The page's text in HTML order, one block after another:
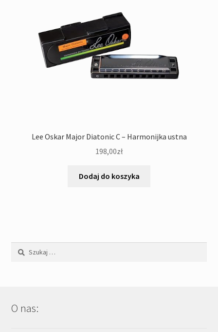
Lee Oskar Major Diatonic C – Harmonijka ustna
198,00zł
Dodaj do koszyka
Szukaj:
O nas: